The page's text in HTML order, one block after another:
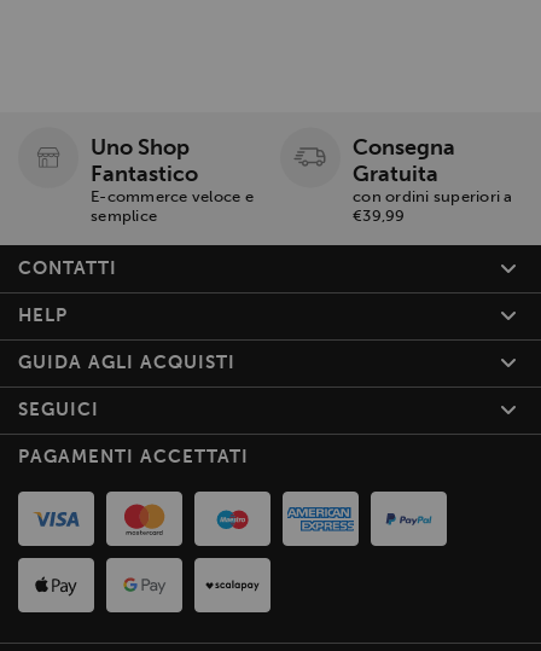
Uno Shop
Fantastico
E-commerce veloce e
semplice
Consegna
Gratuita
con ordini superiori a
€39,99
CONTATTI
HELP
GUIDA AGLI ACQUISTI
SEGUICI
PAGAMENTI ACCETTATI